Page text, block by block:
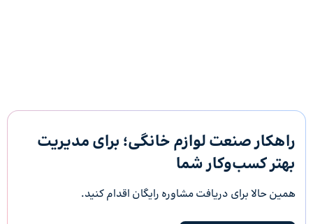
راهکار صنعت لوازم خانگی؛ برای مدیریت
بهتر کسب‌وکار شما
همین حالا برای دریافت مشاوره رایگان اقدام کنید.